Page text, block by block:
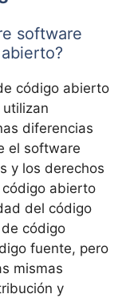
software
código abierto
diferencias
el software
y los derechos
abierto
del código
código
fuente, pero
mismas
y